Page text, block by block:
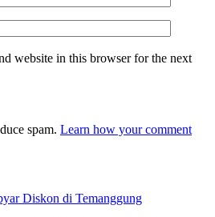
website in this browser for the next
spam. Learn how your comment
Diskon di Temanggung